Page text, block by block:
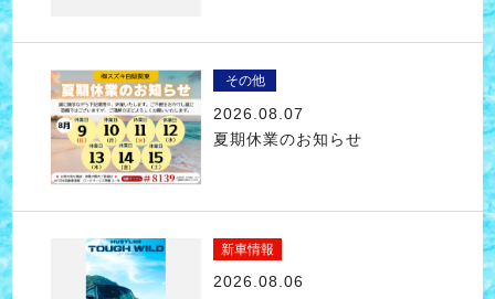
その他
2026.08.07
夏期休業のお知らせ
新車情報
2026.08.06